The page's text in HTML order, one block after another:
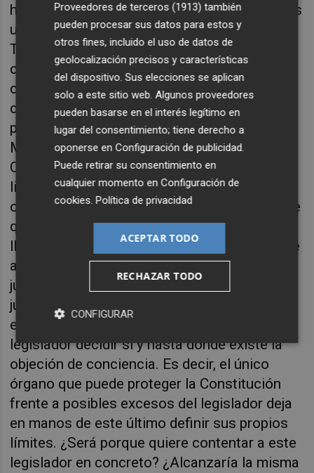
hoy que la objeción de conciencia sanitaria es
un valor social plenamente asentado.
También resulta fácilmente deducible, por
cierto, de la libertad ideológica
constitucionalmente reconocida, esta sí,
como el propio Tribunal venía reconociendo
pacíficamente hasta la llegada de los
Magistrados actuales. En cambio, el Tribunal
Constitucional apela a una interpretación
literal de lo más estricta para negar que la
objeción sea un derecho fundamental. Parece
que aplicando la interpretación evolutiva
llegaría simplemente a una solución que no le
agrada. Ahora bien, usar el razonamiento
jurídico de esta forma no es hacer ciencia
jurídica, sino puro sofismo. Por si fuera poco,
el Tribunal deja de esta forma en manos del
legislador decidir si y hasta dónde existe la
objeción de conciencia. Es decir, el único
órgano que puede proteger la Constitución
frente a posibles excesos del legislador deja
en manos de este último definir sus propios
límites. ¿Será porque quiere contentar a este
legislador en concreto? ¿Alcanzaría la misma
Proveedores de terceros (1913) también
pueden procesar sus datos para estos y
otros fines, incluido el uso de datos de
geolocalización precisos y características
del dispositivo. Sus elecciones se aplican
solo a este sitio web. Algunos proveedores
pueden basarse en el interés legítimo en
lugar del consentimiento; tiene derecho a
oponerse enConfiguración de publicidad.
Puede retirar su consentimiento en
cualquier momento enConfiguración de
cookies.Política de privacidad
ACEPTAR TODO
RECHAZAR TODO
CONFIGURAR